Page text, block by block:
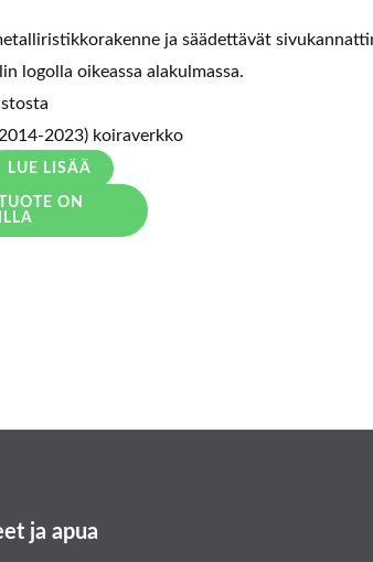
2023) koiraverkko
LUE LISÄÄ
ON
ja apua